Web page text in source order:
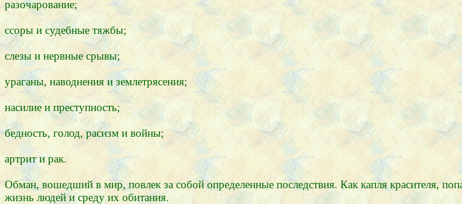
разочарование;
ссоры и судебные тяжбы;
слезы и нервные срывы;
ураганы, наводнения и землетрясения;
насилие и преступность;
бедность, голод, расизм и войны;
артрит и рак.
Обман, вошедший в мир, повлек за собой определенные последствия. Как капля красителя,
жизнь людей и среду их обитания.